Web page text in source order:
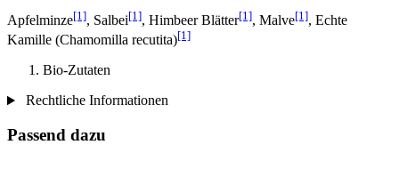
Apfelminze[1], Salbei[1], Himbeer Blätter[1], Malve[1], Echte
Kamille (Chamomilla recutita)[1]
Bio-Zutaten
Rechtliche Informationen
Passend dazu